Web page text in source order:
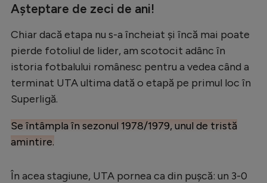
Intră în cont
Creează cont
Așteptare de zeci de ani!
Chiar dacă etapa nu s-a încheiat și încă mai poate
pierde fotoliul de lider, am scotocit adânc în
istoria fotbalului românesc pentru a vedea când a
terminat UTA ultima dată o etapă pe primul loc în
Superligă.
Se întâmpla în sezonul 1978/1979, unul de tristă
amintire.
În acea stagiune, UTA pornea ca din pușcă: un 3-0